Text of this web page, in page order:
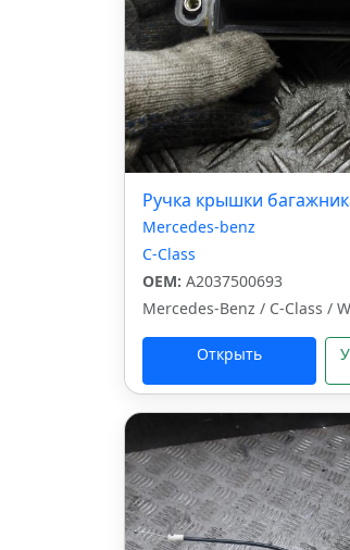
Ручка крышки
Mercedes-benz
C-Class
OEM: A2037500693
Mercedes-Benz / C-Class /
Открыть